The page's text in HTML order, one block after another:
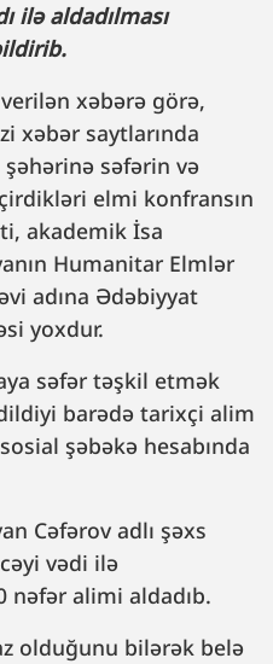
ilə aldadılması
xəbərə görə,
xəbər saytlarında
şəhərinə səfərin və
elmi konfransın
akademik İsa
Humanitar Elmlər
adına Ədəbiyyat
yoxdur.
səfər təşkil etmək
barədə tarixçi alim
şəbəkə hesabında
Cəfərov adlı şəxs
vədi ilə
nəfər alimi aldadıb.
olduğunu bilərək belə